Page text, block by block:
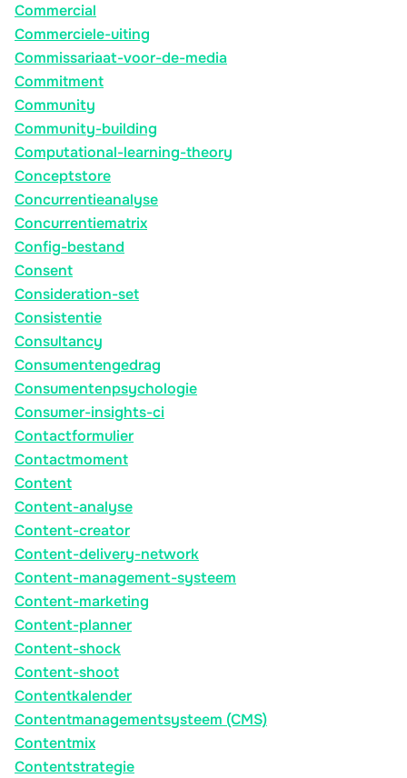
Commercial
Commerciele-uiting
Commissariaat-voor-de-media
Commitment
Community
Community-building
Computational-learning-theory
Conceptstore
Concurrentieanalyse
Concurrentiematrix
Config-bestand
Consent
Consideration-set
Consistentie
Consultancy
Consumentengedrag
Consumentenpsychologie
Consumer-insights-ci
Contactformulier
Contactmoment
Content
Content-analyse
Content-creator
Content-delivery-network
Content-management-systeem
Content-marketing
Content-planner
Content-shock
Content-shoot
Contentkalender
Contentmanagementsysteem (CMS)
Contentmix
Contentstrategie